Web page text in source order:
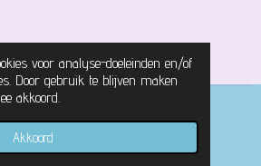
voor analyse-doeleinden en/of
Door gebruik te blijven maken
akkoord.
Akkoord